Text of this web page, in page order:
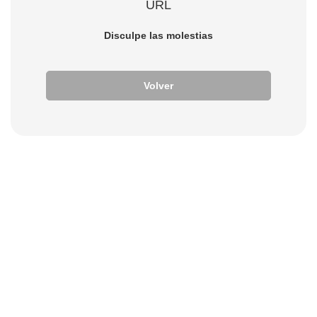
URL
Disculpe las molestias
Volver